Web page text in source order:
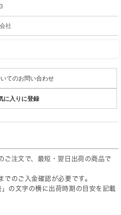
社
てのお問い合わせ
に入りに登録